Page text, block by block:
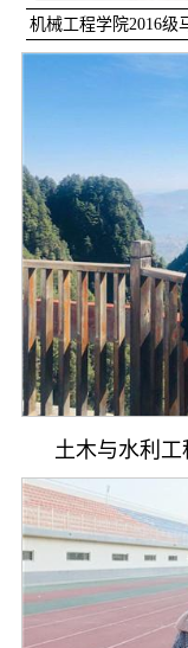
机械工程学院2016级
土木与水利工